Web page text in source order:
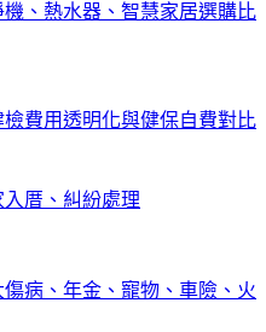
、熱水器、智慧家居選購比
費用透明化與健保自費對比
厝、糾紛處理
病、年金、寵物、車險、火